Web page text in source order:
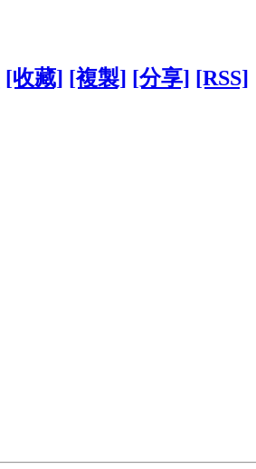
[收藏] [複製] [分享] [RSS]